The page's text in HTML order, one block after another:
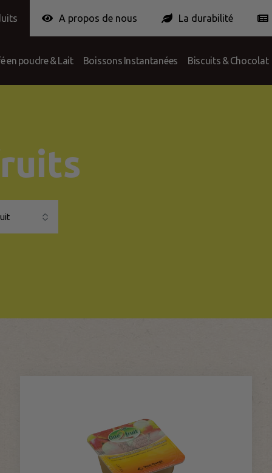
en poudre & Lait Boissons Instantanées Biscuits & Chocolat
A propos de nous
Europe Certifcation Conditions Contribution
La durabilité